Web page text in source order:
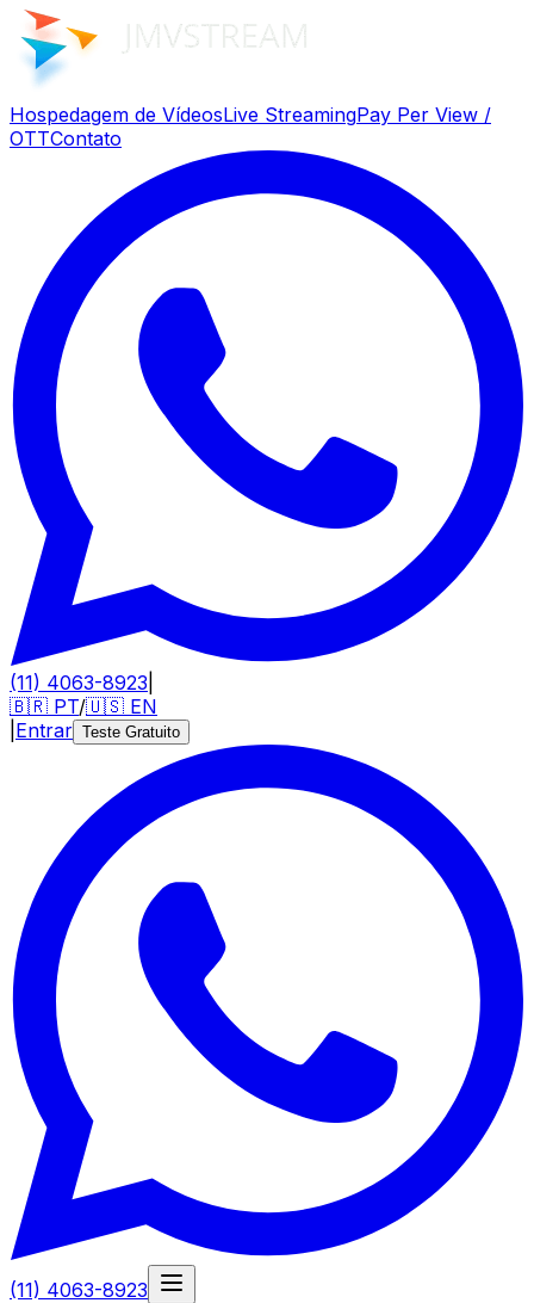
Hospedagem de VídeosLive StreamingPay Per View /
OTTContato
(11) 4063-8923
🇧🇷 PT/🇺🇸 EN
Entrar Teste Gratuito
(11) 4063-8923